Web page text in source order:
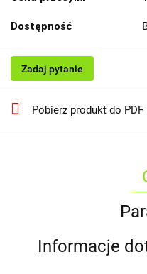
Dostępność
Zadaj pytanie
Pobierz produkt do PDF
Informacje